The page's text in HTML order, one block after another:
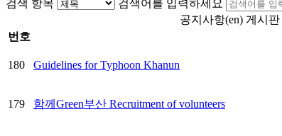
검색 항목
검색어를 입력하세요
공지사항(en) 게시
번호
180 Guidelines for Typhoon Khanun
179 함께Green부산 Recruitment of volunteers